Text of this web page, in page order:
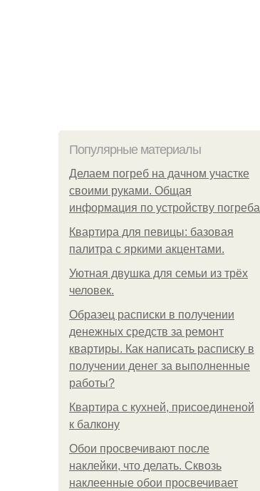
Популярные материалы
Делаем погреб на дачном участке
своими руками. Общая
информация по устройству погреба
Квартира для певицы: базовая
палитра с яркими акцентами.
Уютная двушка для семьи из трёх
человек.
Образец расписки в получении
денежных средств за ремонт
квартиры. Как написать расписку в
получении денег за выполненные
работы?
Квартира с кухней, присоединеной
к балкону
Обои просвечивают после
наклейки, что делать. Сквозь
наклеенные обои просвечивает